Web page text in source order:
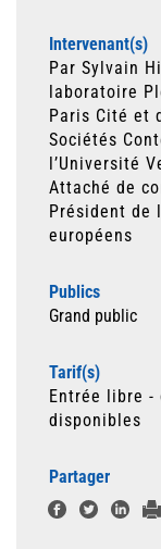
Intervenant(s)
Par Sylvain
laboratoire
Paris Cité et
Sociétés
l’Université
Attaché de
Président de
européens
Publics
Grand public
Tarif(s)
Entrée libre
disponibles
Partager